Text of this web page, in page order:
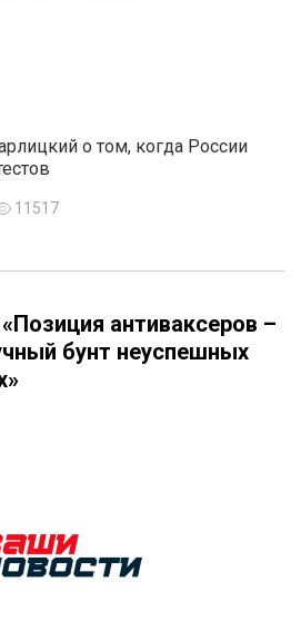
о том, когда России
11517
антиваксеров –
бунт неуспешных